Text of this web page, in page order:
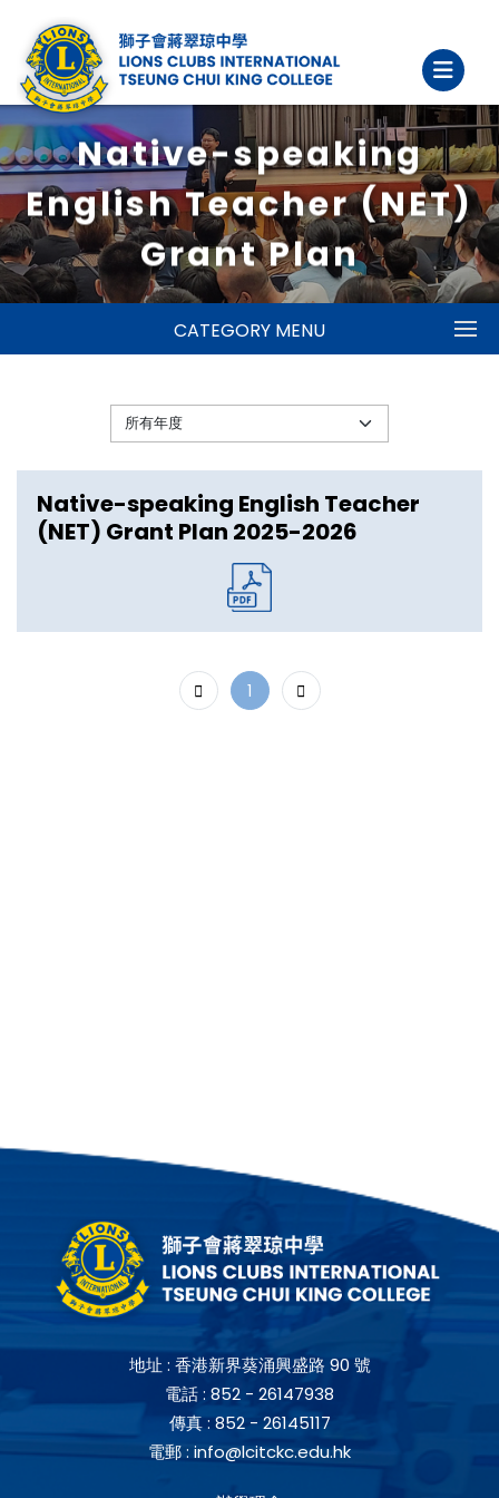
Native-speaking
English Teacher (NET)
Grant Plan
CATEGORY MENU
Native-speaking English Teacher
(NET) Grant Plan 2025-2026
1
地址 : 香港新界葵涌興盛路 90 號
電話 : 852 - 26147938
傳真 :852 - 26145117
電郵 : info@lcitckc.edu.hk